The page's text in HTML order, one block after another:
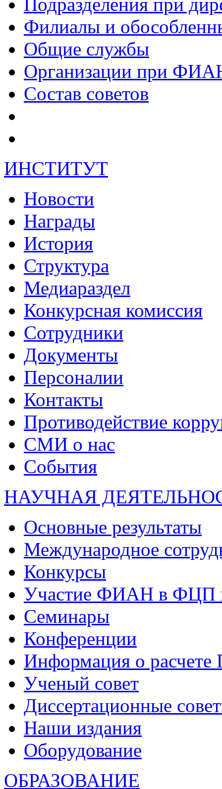
Филиалы и
Общие службы
Организации при
Состав советов
ИНСТИТУТ
Новости
Награды
История
Структура
Медиараздел
Конкурсная комиссия
Сотрудники
Документы
Персоналии
Контакты
Противодействие
СМИ о нас
События
НАУЧНАЯ
Основные результаты
Международное
Конкурсы
Участие ФИАН в ФЦП
Семинары
Конференции
Информация о
Ученый совет
Диссертационные
Наши издания
Оборудование
ОБРАЗОВАНИЕ